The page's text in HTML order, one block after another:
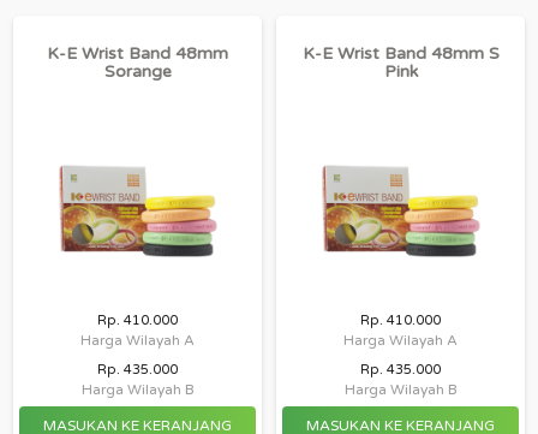
K-E Wrist Band 48mm
Sorange
Rp. 410.000
Harga Wilayah A
Rp. 435.000
Harga Wilayah B
K-E Wrist Band 48mm S
Pink
Rp. 410.000
Harga Wilayah A
Rp. 435.000
Harga Wilayah B